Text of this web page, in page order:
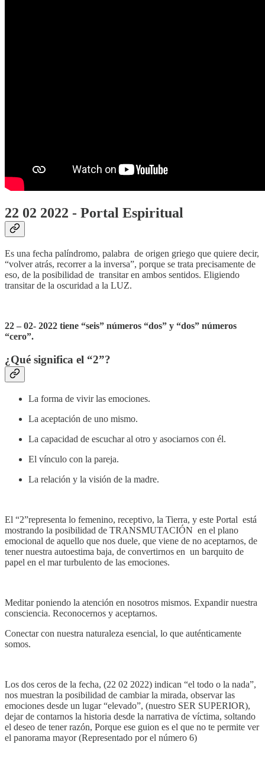
22 02 2022 - Portal Espiritual
Es una fecha palíndromo, palabra de origen griego que quiere decir,
“volver atrás, recorrer a la inversa”, porque se trata precisamente de
eso, de la posibilidad de transitar en ambos sentidos. Eligiendo
transitar de la oscuridad a la LUZ.
22 – 02- 2022 tiene “seis” números “dos” y “dos” números
“cero”.
¿Qué significa el “2”?
La forma de vivir las emociones.
La aceptación de uno mismo.
La capacidad de escuchar al otro y asociarnos con él.
El vínculo con la pareja.
La relación y la visión de la madre.
El “2”representa lo femenino, receptivo, la Tierra, y este Portal está
mostrando la posibilidad de TRANSMUTACIÓN en el plano
emocional de aquello que nos duele, que viene de no aceptarnos, de
tener nuestra autoestima baja, de convertirnos en un barquito de
papel en el mar turbulento de las emociones.
Meditar poniendo la atención en nosotros mismos. Expandir nuestra
consciencia. Reconocernos y aceptarnos.
Conectar con nuestra naturaleza esencial, lo que auténticamente
somos.
Los dos ceros de la fecha, (22 02 2022) indican “el todo o la nada”,
nos muestran la posibilidad de cambiar la mirada, observar las
emociones desde un lugar “elevado”, (nuestro SER SUPERIOR),
dejar de contarnos la historia desde la narrativa de víctima, soltando
el deseo de tener razón, Porque ese guion es el que no te permite ver
el panorama mayor (Representado por el número 6)